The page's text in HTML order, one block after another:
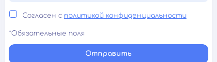
Согласен с политикой конфиденциальности
*Обязательные поля
Отправить